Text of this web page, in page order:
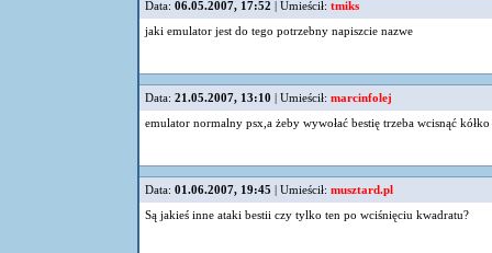
Data: 06.05.2007, 17:52 | Umieścił: tmiks
jaki emulator jest do tego potrzebny napiszcie nazwe
Data: 21.05.2007, 13:10 | Umieścił: marcinfolej
emulator normalny psx,a żeby wywołać bestię trzeba wcisnąć kółko
Data: 01.06.2007, 19:45 | Umieścił: musztard.pl
Są jakieś inne ataki bestii czy tylko ten po wciśnięciu kwadratu?